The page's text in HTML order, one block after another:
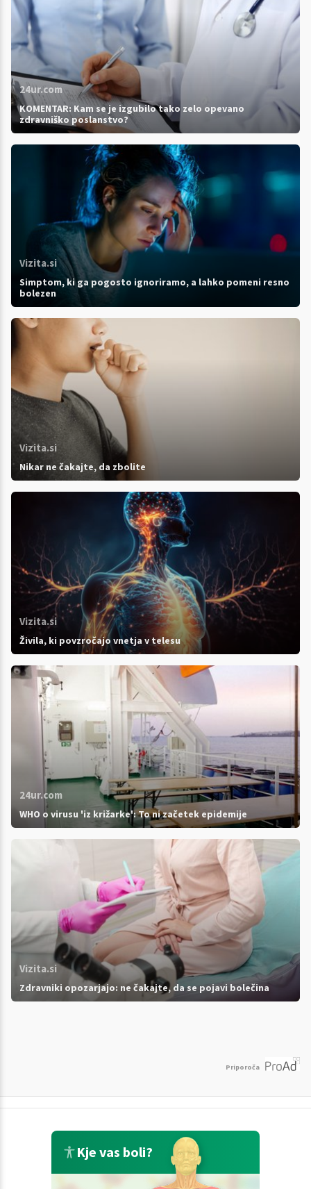
24ur.com
KOMENTAR: Kam se je izgubilo tako zelo opevano
zdravniško poslanstvo?
Vizita.si
Simptom, ki ga pogosto ignoriramo, a lahko pomeni resno
bolezen
Vizita.si
Nikar ne čakajte, da zbolite
Vizita.si
Živila, ki povzročajo vnetja v telesu
24ur.com
WHO o virusu 'iz križarke': To ni začetek epidemije
Vizita.si
Zdravniki opozarjajo: ne čakajte, da se pojavi bolečina
Priporoča
Kje vas boli?